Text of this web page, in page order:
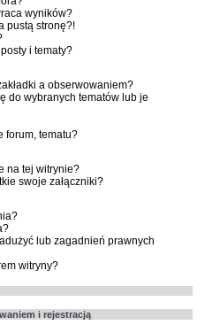
wyników?
pustą stronę?!
i tematy?
a obserwowaniem?
do wybranych tematów lub je
forum, tematu?
na tej witrynie?
swoje załączniki?
lub zagadnień prawnych
witryny?
i rejestracją